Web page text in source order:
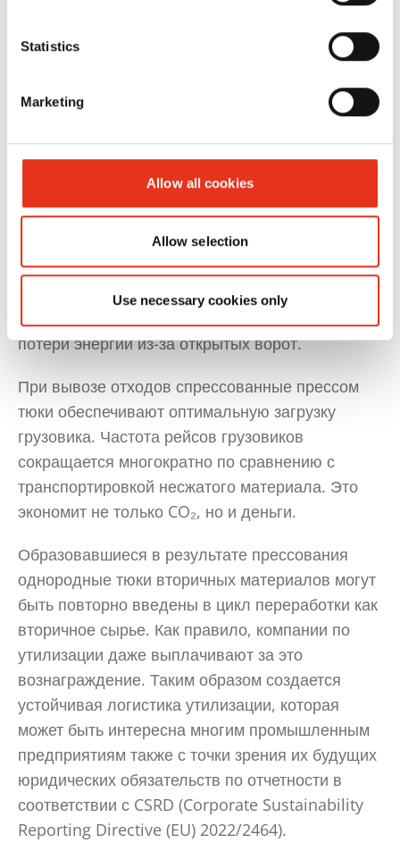
Statistics
Marketing
Allow all cookies
Allow selection
Use necessary cookies only
4. Устойчивая логистика утилизации
И в плане устойчивого развития использование
вертикального пресс-компактора также выгодно
для промышленных предприятий: меньше
поездок на улицу означает также меньшие
потери энергии из-за открытых ворот.
При вывозе отходов спрессованные прессом
тюки обеспечивают оптимальную загрузку
грузовика. Частота рейсов грузовиков
сокращается многократно по сравнению с
транспортировкой несжатого материала. Это
экономит не только CO₂, но и деньги.
Образовавшиеся в результате прессования
однородные тюки вторичных материалов могут
быть повторно введены в цикл переработки как
вторичное сырье. Как правило, компании по
утилизации даже выплачивают за это
вознаграждение. Таким образом создается
устойчивая логистика утилизации, которая
может быть интересна многим промышленным
предприятиям также с точки зрения их будущих
юридических обязательств по отчетности в
соответствии с CSRD (Corporate Sustainability
Reporting Directive (EU) 2022/2464).